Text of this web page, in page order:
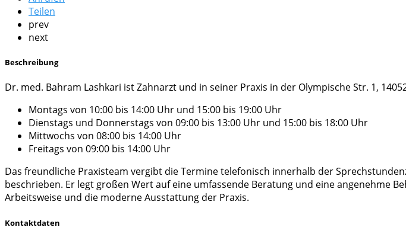
Teilen
prev
next
Beschreibung
Dr. med. Bahram Lashkari ist Zahnarzt und in seiner Praxis in der Olympische Str. 1,
Montags von 10:00 bis 14:00 Uhr und 15:00 bis 19:00 Uhr
Dienstags und Donnerstags von 09:00 bis 13:00 Uhr und 15:00 bis 18:00 Uhr
Mittwochs von 08:00 bis 14:00 Uhr
Freitags von 09:00 bis 14:00 Uhr
Das freundliche Praxisteam vergibt die Termine telefonisch innerhalb der
beschrieben. Er legt großen Wert auf eine umfassende Beratung und eine angenehme
Arbeitsweise und die moderne Ausstattung der Praxis.
Kontaktdaten